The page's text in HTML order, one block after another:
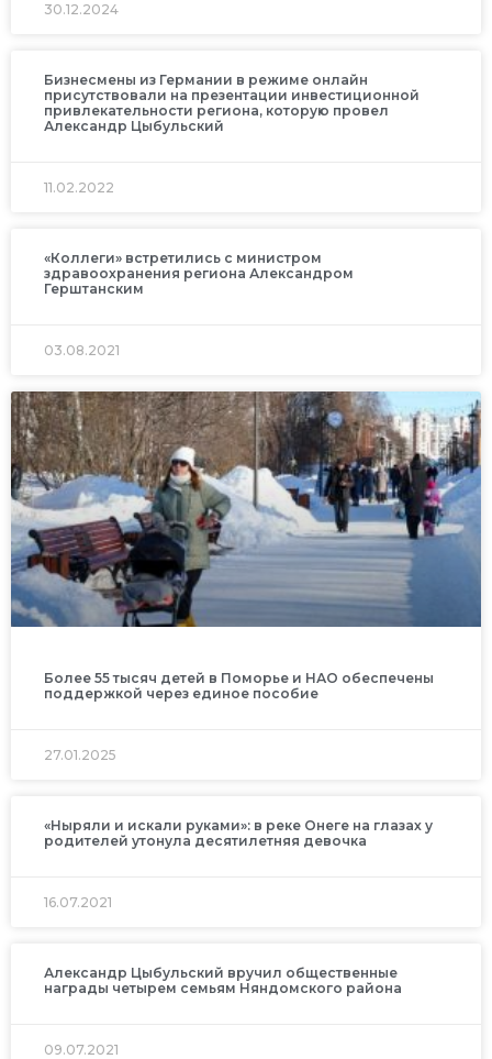
30.12.2024
Бизнесмены из Германии в режиме онлайн
присутствовали на презентации инвестиционной
привлекательности региона, которую провел
Александр Цыбульский
11.02.2022
«Коллеги» встретились с министром
здравоохранения региона Александром
Герштанским
03.08.2021
Более 55 тысяч детей в Поморье и НАО обеспечены
поддержкой через единое пособие
27.01.2025
«Ныряли и искали руками»: в реке Онеге на глазах у
родителей утонула десятилетняя девочка
16.07.2021
Александр Цыбульский вручил общественные
награды четырем семьям Няндомского района
09.07.2021